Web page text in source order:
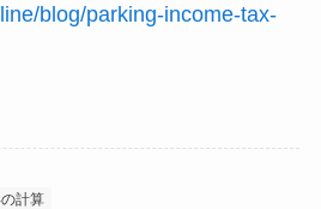
blog/parking-income-tax-
計算